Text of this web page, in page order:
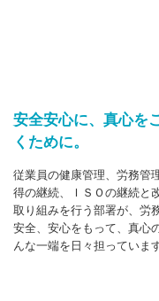
安全安心に、真心を
くために。
従業員の健康管理、労務管
得の継続、ＩＳＯの継続と
取り組みを行う部署が、労
安全、安心をもって、真心
んな一端を日々担っています